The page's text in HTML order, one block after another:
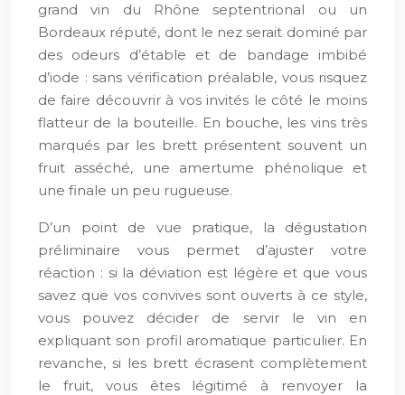
grand vin du Rhône septentrional ou un
Bordeaux réputé, dont le nez serait dominé par
des odeurs d’étable et de bandage imbibé
d’iode : sans vérification préalable, vous risquez
de faire découvrir à vos invités le côté le moins
flatteur de la bouteille. En bouche, les vins très
marqués par les brett présentent souvent un
fruit asséché, une amertume phénolique et
une finale un peu rugueuse.
D’un point de vue pratique, la dégustation
préliminaire vous permet d’ajuster votre
réaction : si la déviation est légère et que vous
savez que vos convives sont ouverts à ce style,
vous pouvez décider de servir le vin en
expliquant son profil aromatique particulier. En
revanche, si les brett écrasent complètement
le fruit, vous êtes légitimé à renvoyer la